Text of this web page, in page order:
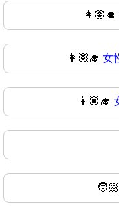
👩🏽‍🎓
👩🏾‍🎓 女
👩🏿‍🎓